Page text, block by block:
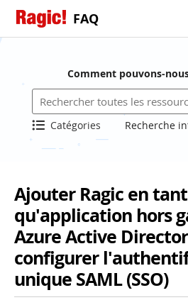
FAQ
Comment pouvons-
Catégories Recherche
Ajouter Ragic en tant
qu'application hors
Azure Active
configurer
unique SAML (SSO)